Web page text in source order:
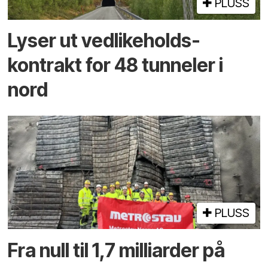
PLUSS
Lyser ut vedlikeholds­
kontrakt for 48 tunneler i
nord
PLUSS
Fra null til 1,7 milliarder på